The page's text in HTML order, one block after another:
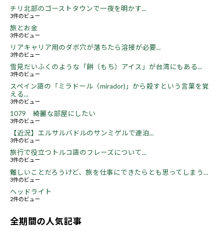
チリ北部のゴーストタウンで一夜を明かす...
3件のビュー
旅とお金
3件のビュー
リアキャリア用のダボ穴が落ちたら溶接が必要...
3件のビュー
雪見だいふくのような「餅（もち）アイス」が台湾にもある...
3件のビュー
スペイン語の「ミラドール（mirador)」から殺すという言葉を覚
える...
3件のビュー
1079 綺麗な部屋にしたい
3件のビュー
【近況】エルサルバドルのサンミゲルで連泊...
3件のビュー
旅行で役立つトルコ語のフレーズについて...
3件のビュー
難しいことだろうけど、旅を仕事にできたらとも思ってしまう...
3件のビュー
ヘッドライト
2件のビュー
全期間の人気記事